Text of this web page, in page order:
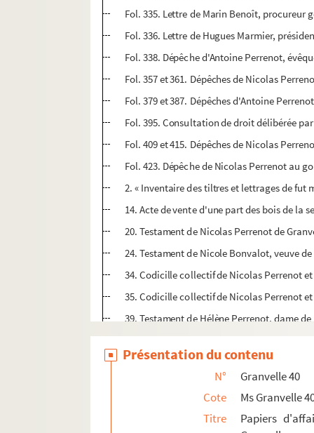
Fol. 335. Lettre de Marin Benoît, procureur
Fol. 336. Lettre de Hugues Marmier,
Fol. 338. Dépêche d'Antoine Perrenot,
Fol. 357 et 361. Dépêches de Nicolas
Fol. 379 et 387. Dépêches d'Antoine
Fol. 395. Consultation de droit délibérée
Fol. 409 et 415. Dépêches de Nicolas
Fol. 423. Dépêche de Nicolas Perrenot au
2. « Inventaire des tiltres et lettrages de fut
14. Acte de vente d'une part des bois de la
20. Testament de Nicolas Perrenot de
24. Testament de Nicole Bonvalot, veuve
34. Codicille collectif de Nicolas Perrenot
35. Codicille collectif de Nicolas Perrenot
39. Testament de Hélène Perrenot, dame
46. Testament de Jérôme Perrenot,
50. Extrait du partage fait par Nicolas
52. Lettre de courtoisie du duc d'Albe à
61 v°. Acte du partage fait par Nicolas
62. Procès-verbal, en langue italienne,
Présentation du contenu
N°
Granvelle 40
Cote
Ms Granvelle
Titre
Papiers